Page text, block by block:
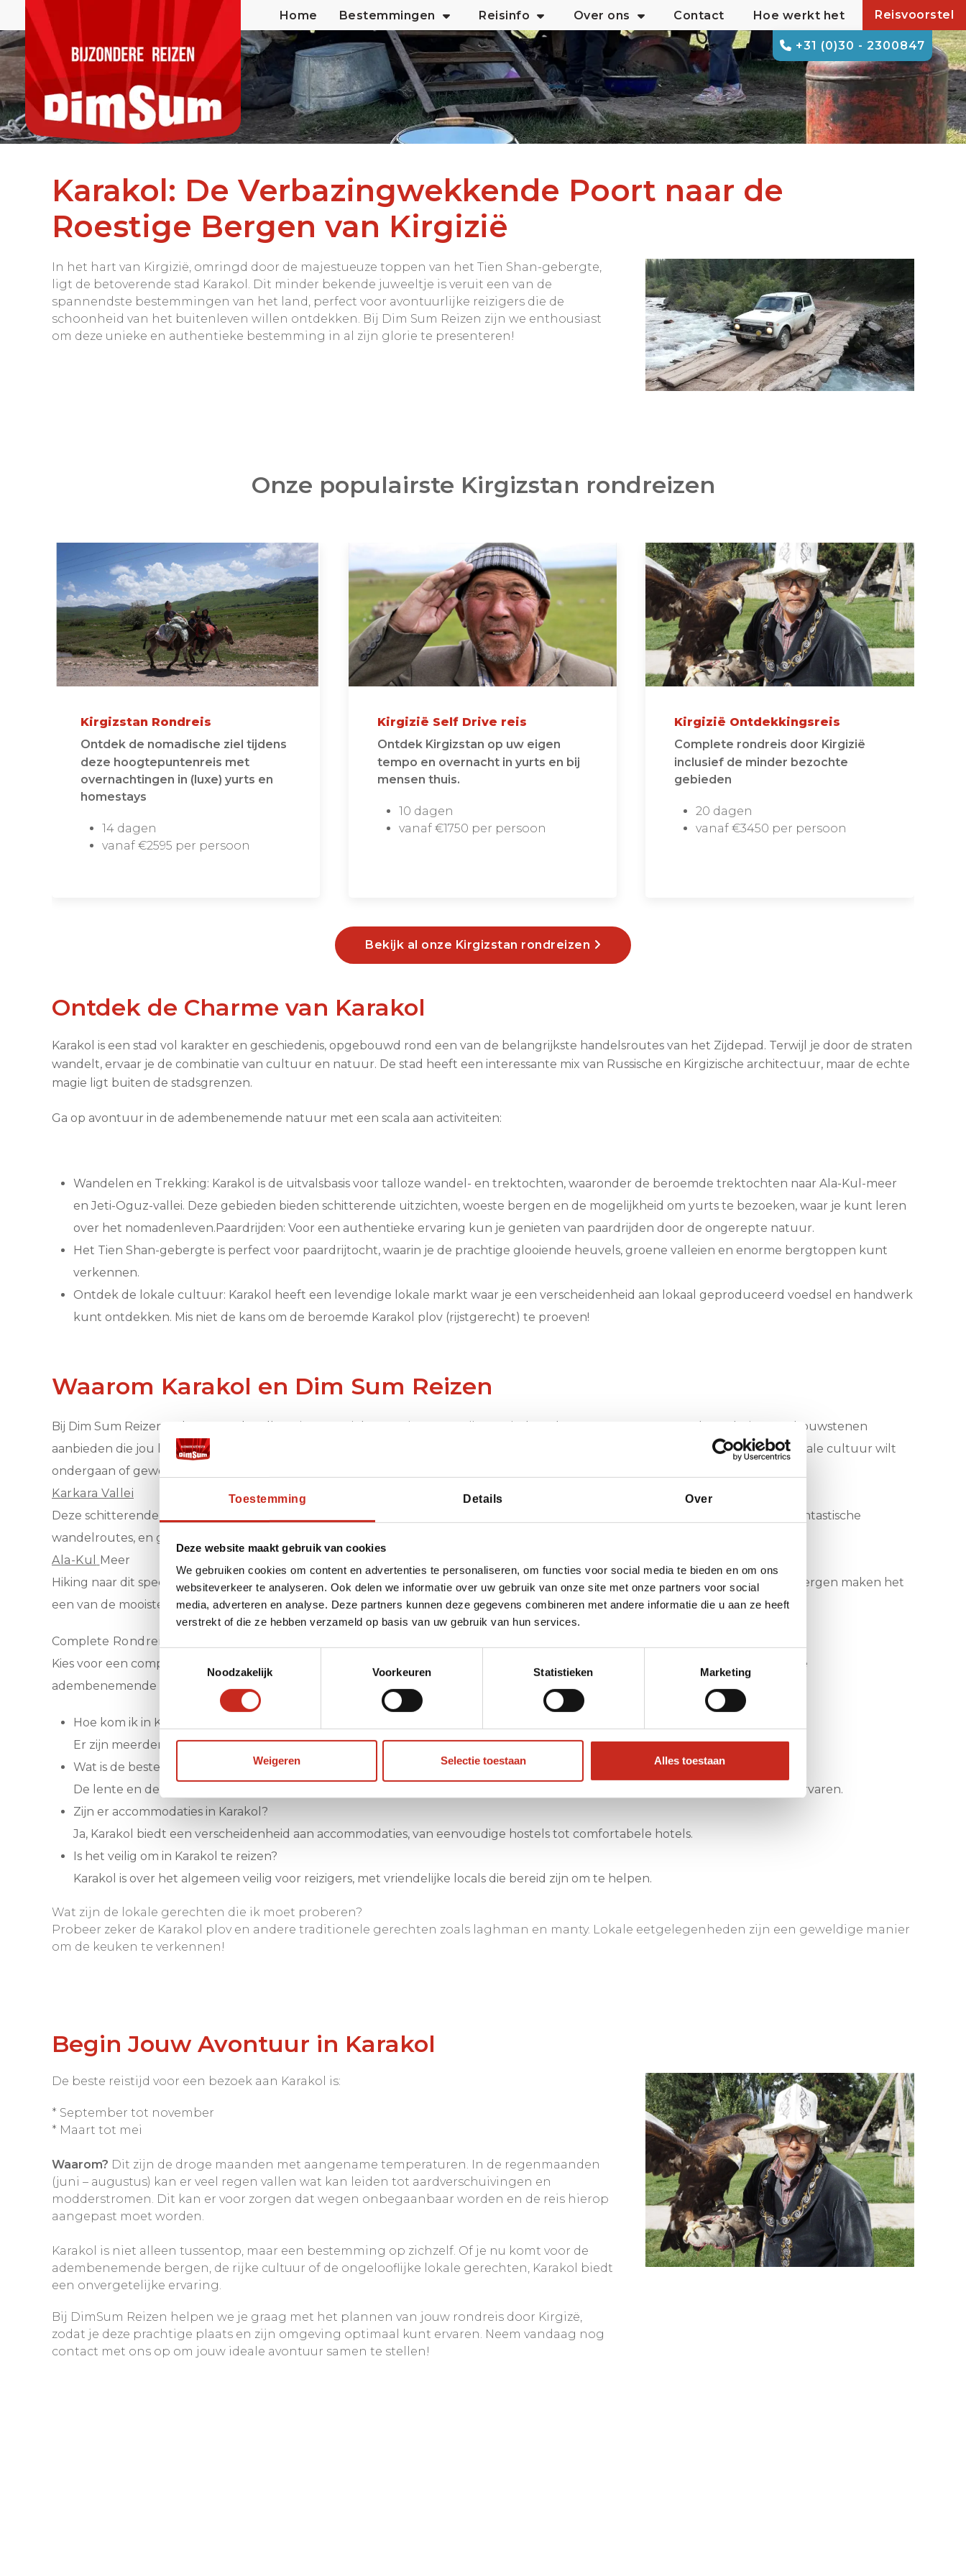
Toestemming Details Over
Deze website maakt gebruik van cookies
We gebruiken cookies om content en advertenties te personaliseren, om functies voor social media te bieden en om ons
websiteverkeer te analyseren. Ook delen we informatie over uw gebruik van onze site met onze partners voor social
media, adverteren en analyse. Deze partners kunnen deze gegevens combineren met andere informatie die u aan ze heeft
verstrekt of die ze hebben verzameld op basis van uw gebruik van hun services.
Noodzakelijk
Voorkeuren Statistieken Marketing
Weigeren Selectie toestaan Alles toestaan
+31 (0)30 - 2300847
Home Bestemmingen Reisinfo Over ons Contact Hoe werkt het Reisvoorstel
Karakol: De Verbazingwekkende Poort naar de
Roestige Bergen van Kirgizië
In het hart van Kirgizië, omringd door de majestueuze toppen van het Tien Shan-gebergte,
ligt de betoverende stad Karakol. Dit minder bekende juweeltje is veruit een van de
spannendste bestemmingen van het land, perfect voor avontuurlijke reizigers die de
schoonheid van het buitenleven willen ontdekken. Bij Dim Sum Reizen zijn we enthousiast
om deze unieke en authentieke bestemming in al zijn glorie te presenteren!
Onze populairste Kirgizstan rondreizen
Kirgizstan Rondreis
Ontdek de nomadische ziel tijdens
deze hoogtepuntenreis met
overnachtingen in (luxe) yurts en
homestays
14 dagen
vanaf €2595 per persoon
Kirgizië Self Drive reis
Ontdek Kirgizstan op uw eigen
tempo en overnacht in yurts en bij
mensen thuis.
10 dagen
vanaf €1750 per persoon
Kirgizië Ontdekkingsreis
Complete rondreis door Kirgizië
inclusief de minder bezochte
gebieden
20 dagen
vanaf €3450 per persoon
Bekijk al onze Kirgizstan rondreizen
Ontdek de Charme van Karakol
Karakol is een stad vol karakter en geschiedenis, opgebouwd rond een van de belangrijkste handelsroutes van het Zijdepad. Terwijl je door de straten
wandelt, ervaar je de combinatie van cultuur en natuur. De stad heeft een interessante mix van Russische en Kirgizische architectuur, maar de echte
magie ligt buiten de stadsgrenzen.
Ga op avontuur in de adembenemende natuur met een scala aan activiteiten:
Wandelen en Trekking: Karakol is de uitvalsbasis voor talloze wandel- en trektochten, waaronder de beroemde trektochten naar Ala-Kul-meer
en Jeti-Oguz-vallei. Deze gebieden bieden schitterende uitzichten, woeste bergen en de mogelijkheid om yurts te bezoeken, waar je kunt leren
over het nomadenleven.Paardrijden: Voor een authentieke ervaring kun je genieten van paardrijden door de ongerepte natuur.
Het Tien Shan-gebergte is perfect voor paardrijtocht, waarin je de prachtige glooiende heuvels, groene valleien en enorme bergtoppen kunt
verkennen.
Ontdek de lokale cultuur: Karakol heeft een levendige lokale markt waar je een verscheidenheid aan lokaal geproduceerd voedsel en handwerk
kunt ontdekken. Mis niet de kans om de beroemde Karakol plov (rijstgerecht) te proeven!
Waarom Karakol en Dim Sum Reizen
Bij Dim Sum Reizen geloven we dat elke reis een unieke ervaring moet zijn. Dat is de reden waarom we maatwerk rondreizen en bouwstenen
aanbieden die jou helpen om het beste uit jouw verblijf in Karakol te halen. Of je nu een avontuurlijke trektocht wilt maken, de lokale cultuur wilt
ondergaan of gewoon wilt ontspannen in de prachtige natuur, wij kunnen jouw droomreis samenstellen!
Karkara Vallei
Deze schitterende vallei, beroemd om zijn rode rotsformaties, is perfect voor een dagtocht vanuit Karakol. Ervaar de natuur met fantastische
wandelroutes, en geniet van een prachtig uitzicht op de bergen.
Ala-Kul
Meer
Hiking naar dit spectaculaire bergmeer is een must-do. De indrukwekkende turquoise kleuren van het water en de omliggende bergen maken het
een van de mooiste plekken van Kirgizië.
Complete Rondreis Kirgizië
Kies voor een complete rondreis door Kirgizië met Karakol als een van de hoogtepunten. Van de bruisende hoofdstad Bisjkek tot de
adembenemende natuur van de regio, jouw avontuur wacht op je!
Hoe kom ik in Karakol?
Er zijn meerdere mogelijkheden om naar Karakol te reizen; met de auto, bus of zelfs per vliegtuig als je van Bishkek komt.
Wat is de beste tijd om te bezoeken?
De lente en de zomer zijn ideaal vanwege de aangename temperaturen en de mogelijkheid om de natuur in al zijn pracht te ervaren.
Zijn er accommodaties in Karakol?
Ja, Karakol biedt een verscheidenheid aan accommodaties, van eenvoudige hostels tot comfortabele hotels.
Is het veilig om in Karakol te reizen?
Karakol is over het algemeen veilig voor reizigers, met vriendelijke locals die bereid zijn om te helpen.
Wat zijn de lokale gerechten die ik moet proberen?
Probeer zeker de Karakol plov en andere traditionele gerechten zoals laghman en manty. Lokale eetgelegenheden zijn een geweldige manier
om de keuken te verkennen!
Begin Jouw Avontuur in Karakol
De beste reistijd voor een bezoek aan Karakol is:
* September tot november
* Maart tot mei
Waarom? Dit zijn de droge maanden met aangename temperaturen. In de regenmaanden
(juni – augustus) kan er veel regen vallen wat kan leiden tot aardverschuivingen en
modderstromen. Dit kan er voor zorgen dat wegen onbegaanbaar worden en de reis hierop
aangepast moet worden.
Karakol is niet alleen tussentop, maar een bestemming op zichzelf. Of je nu komt voor de
adembenemende bergen, de rijke cultuur of de ongelooflijke lokale gerechten, Karakol biedt
een onvergetelijke ervaring.
Bij DimSum Reizen helpen we je graag met het plannen van jouw rondreis door Kirgizë,
zodat je deze prachtige plaats en zijn omgeving optimaal kunt ervaren. Neem vandaag nog
contact met ons op om jouw ideale avontuur samen te stellen!